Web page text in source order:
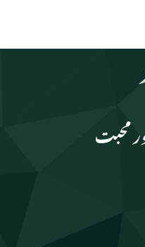
محبت